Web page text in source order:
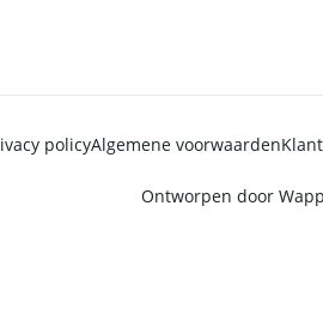
policyAlgemene voorwaarden
Ontworpen door